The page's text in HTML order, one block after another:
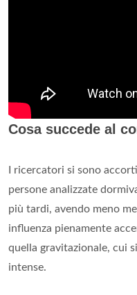
Cosa succede al
I ricercatori si sono
persone analizzate
più tardi, avendo meno
influenza pienamente
quella gravitazionale, cui
intense.